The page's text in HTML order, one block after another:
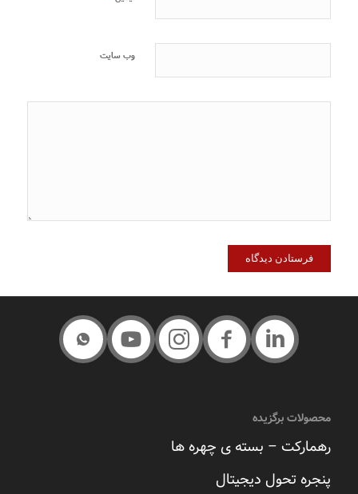
وب‌ سایت
محصولات برگزیده
رهمارکت – بسته ی چهره ها
پنجره تحول دیجیتال